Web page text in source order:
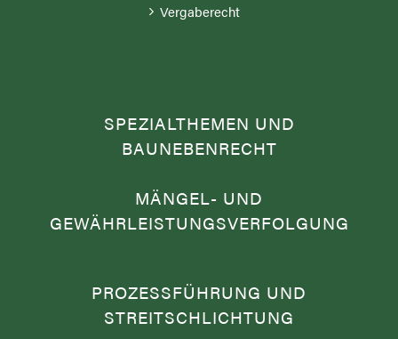
Vergaberecht
SPEZIALTHEMEN UND
BAUNEBENRECHT
MÄNGEL- UND
GEWÄHRLEISTUNGSVERFOLGUNG
PROZESSFÜHRUNG UND
STREITSCHLICHTUNG